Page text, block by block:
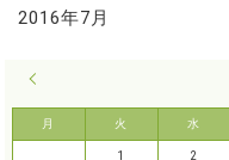
2016年7月
月 火 水
1 2